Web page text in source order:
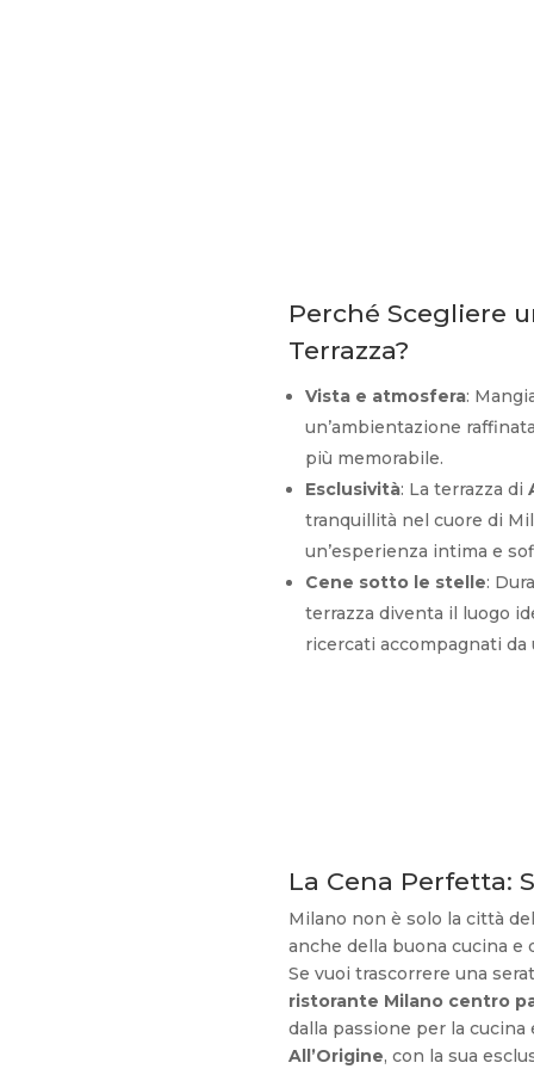
Perché Scegliere
Terrazza?
Vista e atmosfera:
un’ambientazione
più memorabile.
Esclusività: La terrazza di
tranquillità nel cuore di
un’esperienza intima e
Cene sotto le stelle:
terrazza diventa il luogo
ricercati accompagnati da
La Cena Perfetta:
Milano non è solo la città
anche della buona cucina e
Se vuoi trascorrere una
ristorante Milano centro
dalla passione per la
All’Origine, con la sua